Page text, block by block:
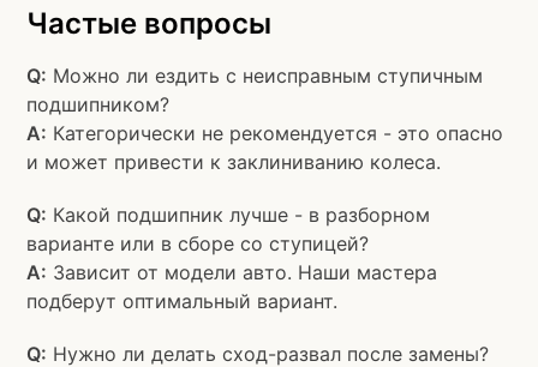
Частые вопросы
Q: Можно ли ездить с неисправным ступичным
подшипником?
A: Категорически не рекомендуется - это опасно
и может привести к заклиниванию колеса.
Q: Какой подшипник лучше - в разборном
варианте или в сборе со ступицей?
A: Зависит от модели авто. Наши мастера
подберут оптимальный вариант.
Q: Нужно ли делать сход-развал после замены?